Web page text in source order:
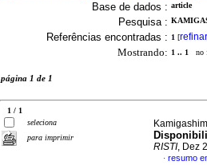
Base de dados : article
Pesquisa :
Referências encontradas : 1 [refinar
Mostrando: 1 .. 1 no
página 1 de 1
1 / 1
seleciona
para imprimir
RISTI, Dez
· resumo